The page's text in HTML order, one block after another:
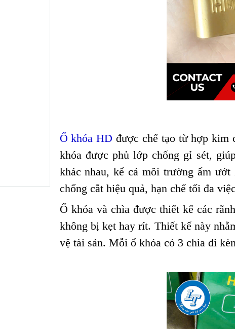
Ổ khóa HD được chế tạo từ hợp kim
khóa được phủ lớp chống gỉ sét,
khác nhau, kể cả môi trường ẩm
chống cắt hiệu quả, hạn chế tối đa
Ổ khóa và chìa được thiết kế các
không bị kẹt hay rít. Thiết kế này
vệ tài sản. Mỗi ổ khóa có 3 chìa đi